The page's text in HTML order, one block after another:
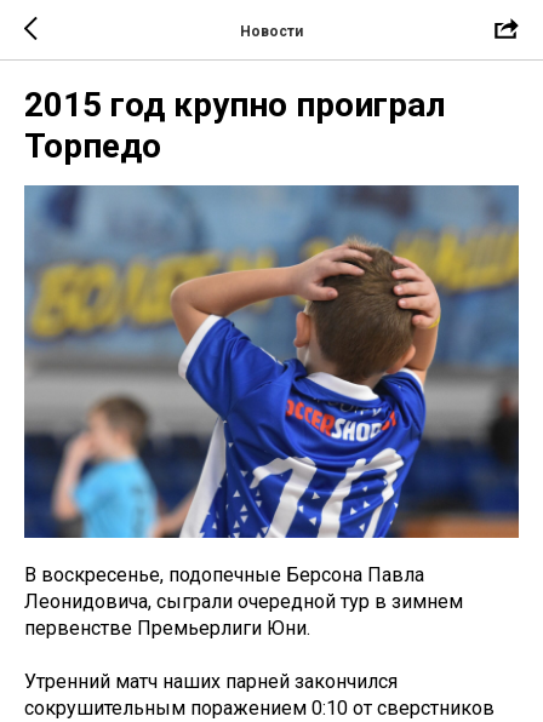
Новости
2015 год крупно проиграл
Торпедо
В воскресенье, подопечные Берсона Павла
Леонидовича, сыграли очередной тур в зимнем
первенстве Премьерлиги Юни.
Утренний матч наших парней закончился
сокрушительным поражением 0:10 от сверстников